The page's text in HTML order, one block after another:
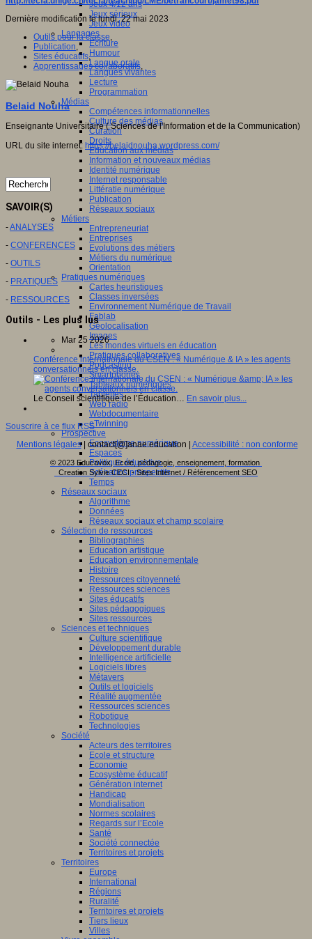
Jeux 4/12 ans
Jeux sérieux
Jeux vidéo
Langages
Ecriture
Humour
Langue orale
Langues vivantes
Lecture
Programmation
Médias
Compétences informationnelles
Culture des médias
Curation
Droits
Education aux médias
Information et nouveaux médias
Identité numérique
Internet responsable
Littératie numérique
Publication
Réseaux sociaux
Métiers
Entrepreneuriat
Entreprises
Evolutions des métiers
Métiers du numérique
Orientation
Pratiques numériques
Cartes heuristiques
Classes inversées
Environnement Numérique de Travail
Fablab
Géolocalisation
Images
Les mondes virtuels en éducation
Pratiques collaboratives
Podcasting
Smartphones
Tableaux numériques
Tablettes
Web radio
Webdocumentaire
eTwinning
Prospective
Ecosystème numérique
Espaces
Politique éducative
Scénarios prospectifs
Temps
Réseaux sociaux
Algorithme
Données
Réseaux sociaux et champ scolaire
Sélection de ressources
Bibliographies
Education artistique
Education environnementale
Histoire
Ressources citoyenneté
Ressources sciences
Sites éducatifs
Sites pédagogiques
Sites ressources
Sciences et techniques
Culture scientifique
Développement durable
Intelligence artificielle
Logiciels libres
Métavers
Outils et logiciels
Réalité augmentée
Ressources sciences
Robotique
Technologies
Société
Acteurs des territoires
Ecole et structure
Economie
Ecosystème éducatif
Génération internet
Handicap
Mondialisation
Normes scolaires
Regards sur l’Ecole
Santé
Société connectée
Territoires et projets
Territoires
Europe
International
Régions
Ruralité
Territoires et projets
Tiers lieux
Villes
Dernière modification le lundi, 22 mai 2023
Outils pour la classe,
Publication,
Sites éducatifs,
Apprentissages collaboratifs,
Belaid Nouha
Enseignante Universitaire ( Sciences de l'Information et de la Communication)
URL du site internet: https://belaidnouha.wordpress.com/
SAVOIR(S)
-ANALYSES
- CONFERENCES
- OUTILS
- PRATIQUES
- RESSOURCES
Outils - Les plus lus
Mar 25 2026
Conférence internationale du CSEN : « Numérique & IA » les agents
conversationnels en classe.
Le Conseil scientifique de l’Éducation… En savoir plus...
Souscrire à ce flux RSS
Mentions légales| contact[@]anae.education | Accessibilité : non conforme
© 2023 Educavox, Ecole, pédagogie, enseignement, formation
Creation Sylvie CECI - Sites Internet / Référencement SEO